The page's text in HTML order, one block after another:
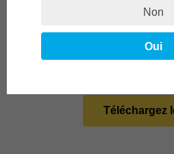
DU
Téléchargez
Non
Oui